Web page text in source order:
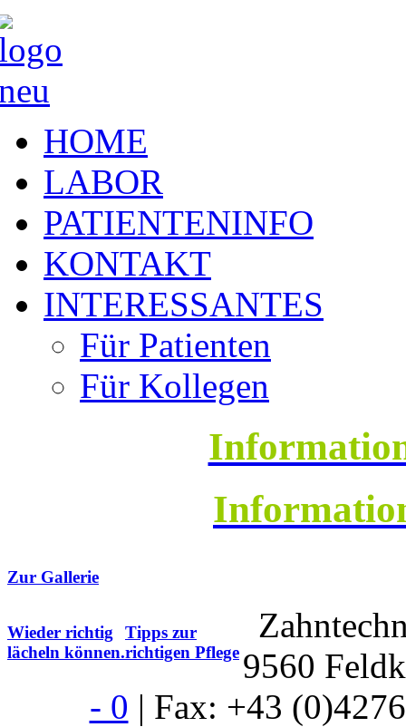
HOME
LABOR
PATIENTENINFO
KONTAKT
INTERESSANTES
Für Patienten
Für Kollegen
Zur Gallerie
Wieder richtig
lächeln können.
Tipps zur
richtigen Pflege 9560
- 0 | Fax: +43